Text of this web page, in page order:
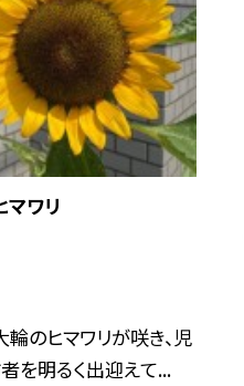
ワリ
のヒマワリが咲き、児
を明るく出迎えて...